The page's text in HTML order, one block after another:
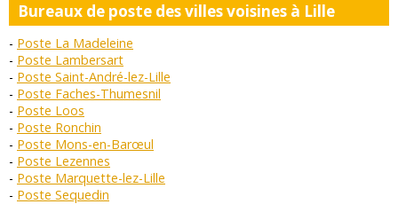
Bureaux de poste des villes voisines à Lille
Poste La Madeleine
Poste Lambersart
Poste Saint-André-lez-Lille
Poste Faches-Thumesnil
Poste Loos
Poste Ronchin
Poste Mons-en-Barœul
Poste Lezennes
Poste Marquette-lez-Lille
Poste Sequedin